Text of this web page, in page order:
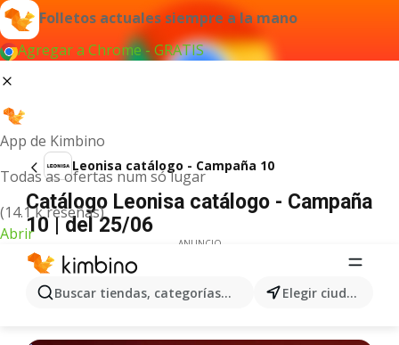
Folletos actuales siempre a la mano
Agregar a Chrome - GRATIS
App de Kimbino
Todas as ofertas num só lugar
(14.1 k reseñas)
Abrir
Buscar tiendas, categorías, productos... Elegir ciudad
Leonisa catálogo - Campaña 10
Catálogo Leonisa catálogo - Campaña
10 | del 25/06
ANUNCIO